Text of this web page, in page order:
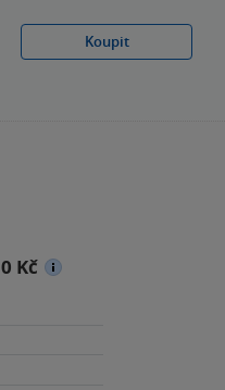
Koupit
0 Kč